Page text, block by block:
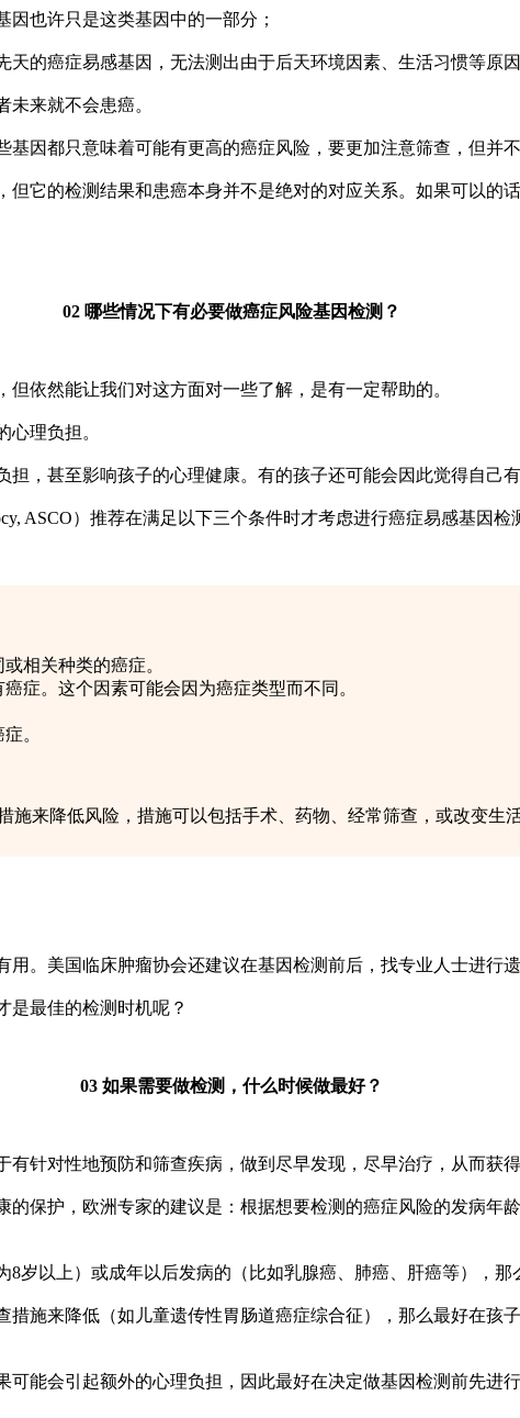
也许只是这类基因中的一部分；
癌症易感基因，无法测出由于后天环境因素、生活习惯等原因
来就不会患癌。
都只意味着可能有更高的癌症风险，要更加注意筛查，但并不
的检测结果和患癌本身并不是绝对的对应关系。如果可以的话
02 哪些情况下有必要做癌症风险基因检测？
然能让我们对这方面对一些了解，是有一定帮助的。
理负担。
甚至影响孩子的心理健康。有的孩子还可能会因此觉得自己有
ASCO）推荐在满足以下三个条件时才考虑进行癌症易感基因检
相关种类的癌症。​
症。这个因素可能会因为癌症类型而不同。
。
来降低风险，措施可以包括手术、药物、经常筛查，或改变生活
美国临床肿瘤协会还建议在基因检测前后，找专业人士进行遗
最佳的检测时机呢？
03 如果需要做检测，什么时候做最好？
对性地预防和筛查疾病，做到尽早发现，尽早治疗，从而获得
护，欧洲专家的建议是：根据想要检测的癌症风险的发病年
以上）或成年以后发病的（比如乳腺癌、肺癌、肝癌等），那
来降低（如儿童遗传性胃肠道癌症综合征），那么最好在孩
会引起额外的心理负担，因此最好在决定做基因检测前先进行